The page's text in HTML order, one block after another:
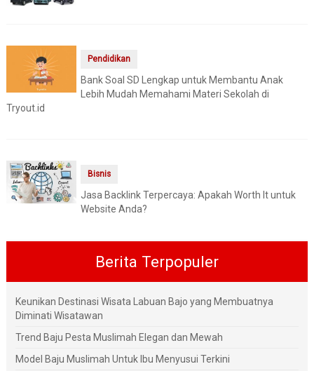
Pendidikan
Bank Soal SD Lengkap untuk Membantu Anak
Lebih Mudah Memahami Materi Sekolah di
Tryout.id
Bisnis
Jasa Backlink Terpercaya: Apakah Worth It untuk
Website Anda?
Berita Terpopuler
Keunikan Destinasi Wisata Labuan Bajo yang Membuatnya
Diminati Wisatawan
Trend Baju Pesta Muslimah Elegan dan Mewah
Model Baju Muslimah Untuk Ibu Menyusui Terkini